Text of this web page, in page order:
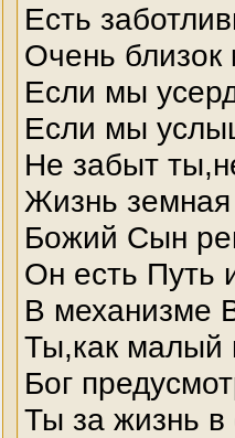
Есть
Очень близок
Если мы
Если мы
Не забыт
Жизнь
Божий Сын
Он есть Путь
В механизме
Ты,как малый
Бог
Ты за жизнь в